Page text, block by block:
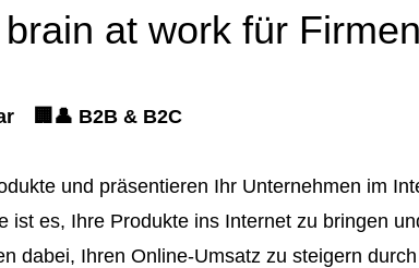
at work für
🏢👤 B2B & B2C
und präsentieren Ihr Unternehmen im
ist es, Ihre Produkte ins Internet zu bringen
dabei, Ihren Online-Umsatz zu steigern